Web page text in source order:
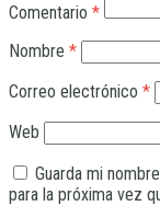
Comentario *
Nombre *
Correo electrónico *
Web
Guarda mi
para la próxima vez